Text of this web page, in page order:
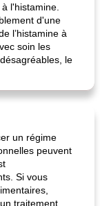
l'histamine.
d'une
l’histamine à
soin les
le
un régime
peuvent
Si vous
traitement